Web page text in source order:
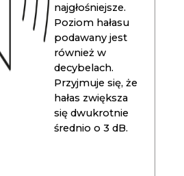
najgłośniejsze.
Poziom hałasu
podawany jest
również w
decybelach.
Przyjmuje się, że
hałas zwiększa
się dwukrotnie
średnio o 3 dB.